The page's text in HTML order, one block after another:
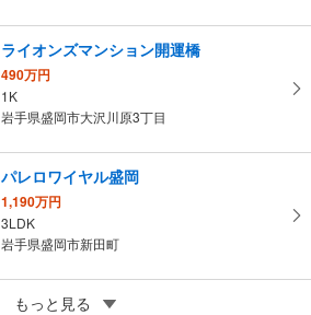
ライオンズマンション開運橋
490万円
1K
岩手県盛岡市大沢川原3丁目
パレロワイヤル盛岡
1,190万円
3LDK
岩手県盛岡市新田町
マンション菜園
もっと見る